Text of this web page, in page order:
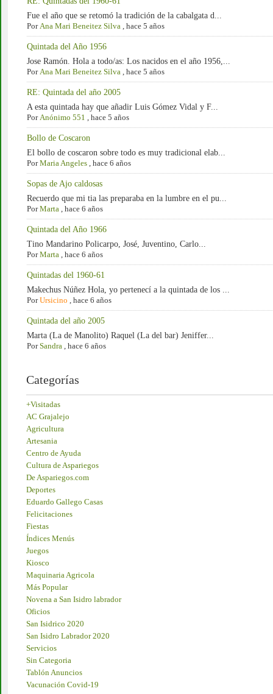
Fue el año que se retomó la tradición de la cabalgata d...
PorAna Mari Beneitez Silva , hace 5 años
Quintada del Año 1956
Jose Ramón. Hola a todo/as: Los nacidos en el año 1956,...
PorAna Mari Beneitez Silva , hace 5 años
RE: Quintada del año 2005
A esta quintada hay que añadir Luis Gómez Vidal y F...
PorAnónimo 551 , hace 5 años
Bollo de Coscaron
El bollo de coscaron sobre todo es muy tradicional elab...
PorMaria Angeles , hace 6 años
Sopas de Ajo caldosas
Recuerdo que mi tia las preparaba en la lumbre en el pu...
PorMarta , hace 6 años
Quintada del Año 1966
Tino Mandarino Policarpo, José, Juventino, Carlo...
PorMarta , hace 6 años
Quintadas del 1960-61
Makechus Núñez Hola, yo pertenecí a la quintada de los ...
PorUrsicino , hace 6 años
Quintada del año 2005
Marta (La de Manolito) Raquel (La del bar) Jeniffer...
PorSandra , hace 6 años
Categorías
+Visitadas
AC Grajalejo
Agricultura
Artesania
Centro de Ayuda
Cultura de Aspariegos
De Aspariegos.com
Deportes
Eduardo Gallego Casas
Felicitaciones
Fiestas
Índices Menús
Juegos
Kiosco
Maquinaria Agricola
Más Popular
Novena a San Isidro labrador
Oficios
San Isidrico 2020
San Isidro Labrador 2020
Servicios
Sin Categoria
Tablón Anuncios
Vacunación Covid-19